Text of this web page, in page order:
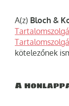
A(z) Bloch &
kötelezőnek
A